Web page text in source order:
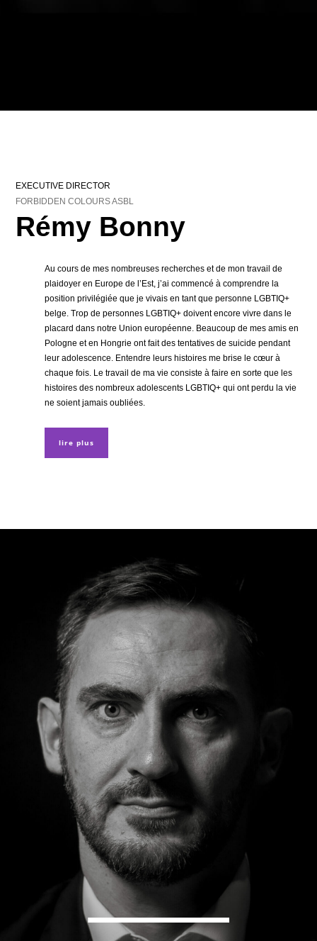
EXECUTIVE DIRECTOR
FORBIDDEN COLOURS ASBL
Rémy Bonny
Au cours de mes nombreuses recherches et de mon travail de
plaidoyer en Europe de l’Est, j’ai commencé à comprendre la
position privilégiée que je vivais en tant que personne LGBTIQ+
belge. Trop de personnes LGBTIQ+ doivent encore vivre dans le
placard dans notre Union européenne. Beaucoup de mes amis en
Pologne et en Hongrie ont fait des tentatives de suicide pendant
leur adolescence. Entendre leurs histoires me brise le cœur à
chaque fois. Le travail de ma vie consiste à faire en sorte que les
histoires des nombreux adolescents LGBTIQ+ qui ont perdu la vie
ne soient jamais oubliées.
lire plus